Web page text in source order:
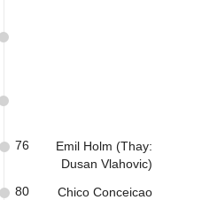
Emil Holm (Thay:
Dusan Vlahovic)
76
Chico Conceicao
80